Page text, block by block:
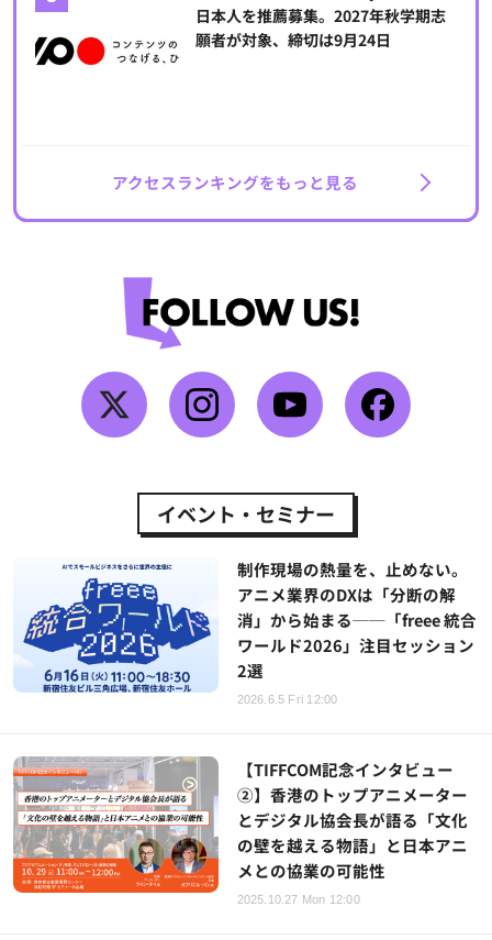
日本人を推薦募集。2027年秋学期志
願者が対象、締切は9月24日
アクセスランキングをもっと見る
イベント・セミナー
制作現場の熱量を、止めない。
アニメ業界のDXは「分断の解
消」から始まる──「freee 統合
ワールド2026」注目セッション
2選
2026.6.5 Fri 12:00
【TIFFCOM記念インタビュー
②】香港のトップアニメーター
とデジタル協会長が語る「文化
の壁を越える物語」と日本アニ
メとの協業の可能性
2025.10.27 Mon 12:00